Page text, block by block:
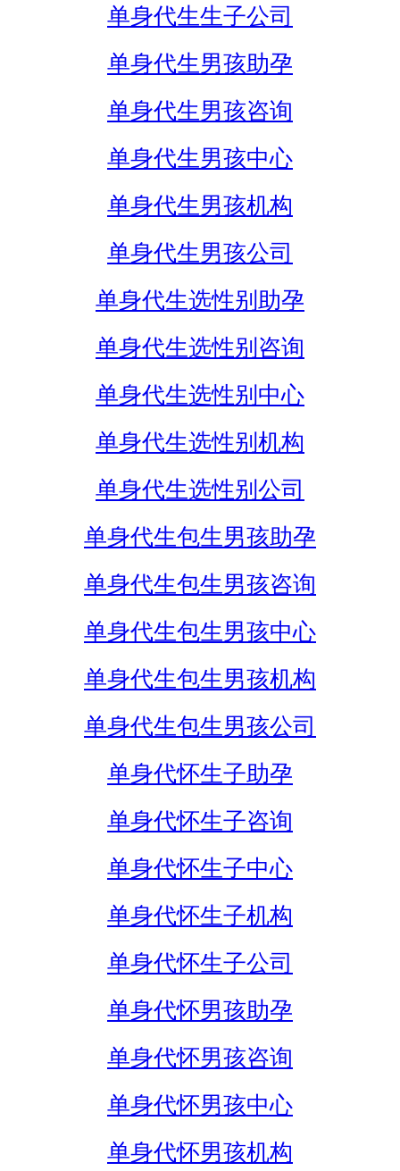
单身代生生子公司
单身代生男孩助孕
单身代生男孩咨询
单身代生男孩中心
单身代生男孩机构
单身代生男孩公司
单身代生选性别助孕
单身代生选性别咨询
单身代生选性别中心
单身代生选性别机构
单身代生选性别公司
单身代生包生男孩助孕
单身代生包生男孩咨询
单身代生包生男孩中心
单身代生包生男孩机构
单身代生包生男孩公司
单身代怀生子助孕
单身代怀生子咨询
单身代怀生子中心
单身代怀生子机构
单身代怀生子公司
单身代怀男孩助孕
单身代怀男孩咨询
单身代怀男孩中心
单身代怀男孩机构